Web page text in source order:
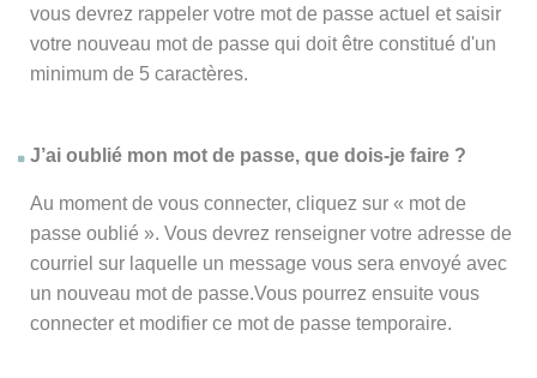
vous devrez rappeler votre mot de passe actuel et saisir
votre nouveau mot de passe qui doit être constitué d'un
minimum de 5 caractères.
J’ai oublié mon mot de passe, que dois-je faire ?
Au moment de vous connecter, cliquez sur « mot de
passe oublié ». Vous devrez renseigner votre adresse de
courriel sur laquelle un message vous sera envoyé avec
un nouveau mot de passe.Vous pourrez ensuite vous
connecter et modifier ce mot de passe temporaire.